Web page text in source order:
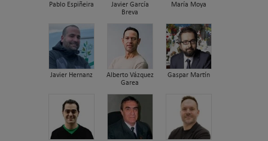
Pablo Espiñeira
Javier García
Breva
María Moya
Javier Hernanz
Alberto Vázquez
Garea
Gaspar Martín